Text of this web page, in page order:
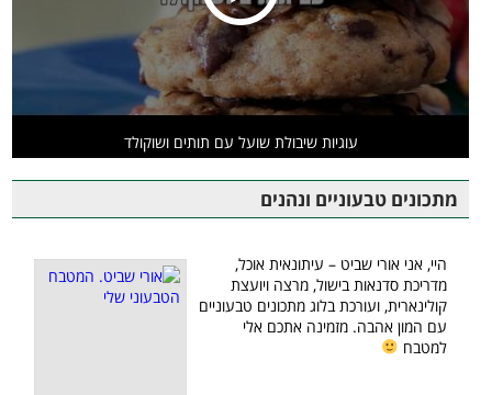
עוגיות שיבולת שועל עם תותים ושוקולד
מתכונים טבעוניים ונהנים
היי, אני אורי שביט – עיתונאית אוכל,
מדריכת סדנאות בישול, מרצה ויועצת
קולינארית, ועורכת בלוג מתכונים טבעוניים
עם המון אהבה. מזמינה אתכם אלי
למטבח